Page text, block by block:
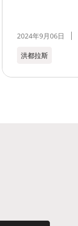
2024年9月06日
洪都拉斯​